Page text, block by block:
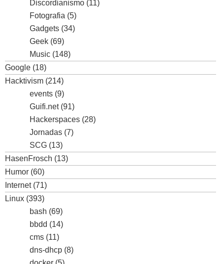
Discordianismo (11)
Fotografia (5)
Gadgets (34)
Geek (69)
Music (148)
Google (18)
Hacktivism (214)
events (9)
Guifi.net(91)
Hackerspaces (28)
Jornadas (7)
SCG (13)
HasenFrosch (13)
Humor (60)
Internet(71)
Linux (393)
bash (69)
bbdd (14)
cms (11)
dns-dhcp (8)